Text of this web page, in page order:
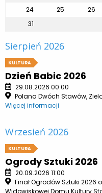
24
25 26
31
Sierpień 2026
KULTURA
Dzień Babic 2026
29.08.2026 00:00
Polana Dwóch Stawów,
Więcej informacji
Wrzesień 2026
KULTURA
Ogrody Sztuki 2026
20.09.2026 11:00
Finał Ogrodów Sztuki 2026
Widowiskowej Domu Kultury